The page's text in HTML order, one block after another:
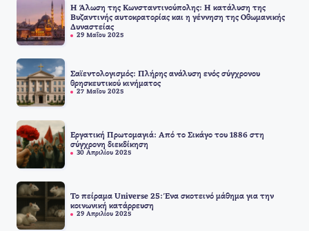
Η Άλωση της Κωνσταντινούπολης: Η κατάλυση της
Βυζαντινής αυτοκρατορίας και η γέννηση της Οθωμανικής
Δυναστείας
29 Μαΐου 2025
Σαϊεντολογισμός: Πλήρης ανάλυση ενός σύγχρονου
θρησκευτικού κινήματος
27 Μαΐου 2025
Εργατική Πρωτομαγιά: Από το Σικάγο του 1886 στη
σύγχρονη διεκδίκηση
30 Απριλίου 2025
Το πείραμα Universe 25: Ένα σκοτεινό μάθημα για την
κοινωνική κατάρρευση
29 Απριλίου 2025